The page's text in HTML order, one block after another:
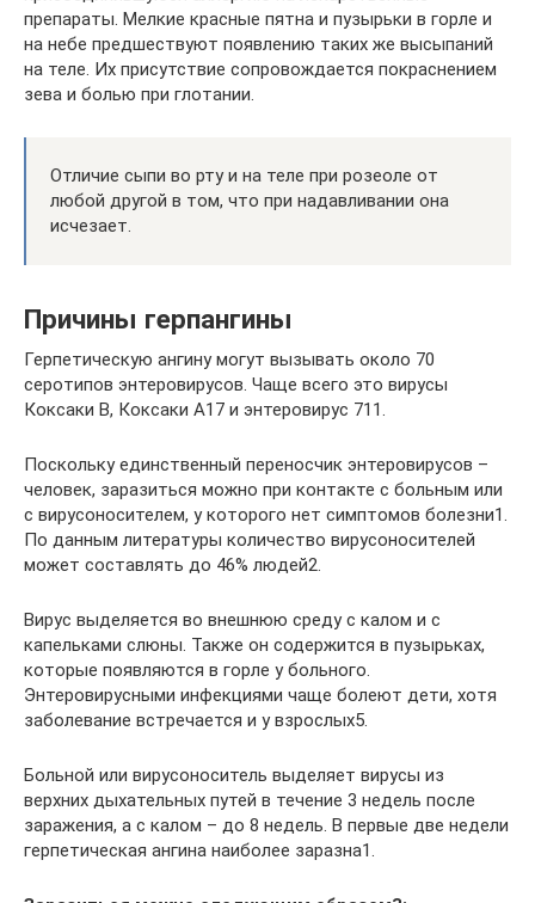
препараты. Мелкие красные пятна и пузырьки в горле и
на небе предшествуют появлению таких же высыпаний
на теле. Их присутствие сопровождается покраснением
зева и болью при глотании.
Отличие сыпи во рту и на теле при розеоле от
любой другой в том, что при надавливании она
исчезает.
Причины герпангины
Герпетическую ангину могут вызывать около 70
серотипов энтеровирусов. Чаще всего это вирусы
Коксаки В, Коксаки А17 и энтеровирус 711.
Поскольку единственный переносчик энтеровирусов –
человек, заразиться можно при контакте с больным или
с вирусоносителем, у которого нет симптомов болезни1.
По данным литературы количество вирусоносителей
может составлять до 46% людей2.
Вирус выделяется во внешнюю среду с калом и с
капельками слюны. Также он содержится в пузырьках,
которые появляются в горле у больного.
Энтеровирусными инфекциями чаще болеют дети, хотя
заболевание встречается и у взрослых5.
Больной или вирусоноситель выделяет вирусы из
верхних дыхательных путей в течение 3 недель после
заражения, а с калом – до 8 недель. В первые две недели
герпетическая ангина наиболее заразна1.